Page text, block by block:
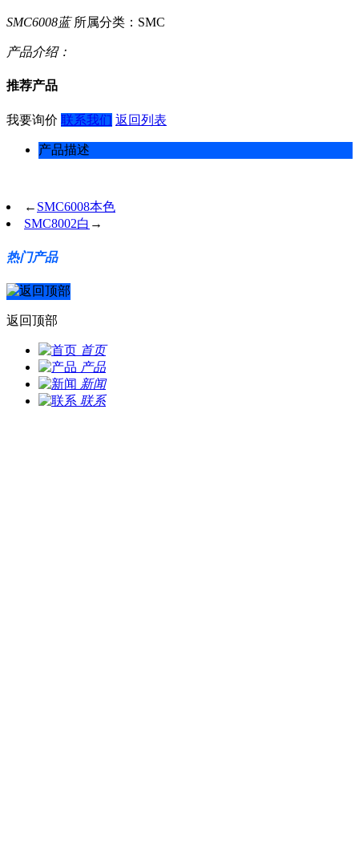
SMC6008蓝 所属分类：SMC
产品介绍：
推荐产品
我要询价 联系我们 返回列表
产品描述
← SMC6008本色
SMC8002白 →
热门产品
返回顶部
首页
产品
新闻
联系